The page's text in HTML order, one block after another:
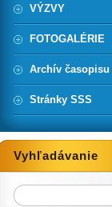
VÝZVY
FOTOGALÉRIE
Archív časopisu
Stránky SSS
Vyhľadávanie